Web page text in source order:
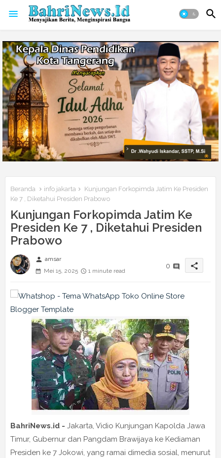
Beranda info jakarta
Kunjungan Forkopimda Jatim Ke Presiden
Ke 7 , Diketahui Presiden Prabowo
Kunjungan Forkopimda Jatim Ke
Presiden Ke 7 , Diketahui Presiden
Prabowo
person amsar
Mei 15, 2025
1 minute read
0 share
BahriNews.id - Jakarta, Vidio Kunjungan Kapolda Jawa
Timur, Gubernur dan Pangdam Brawijaya ke Kediaman
Presiden ke 7 Jokowi, yang ramai dimedia sosial, menurut